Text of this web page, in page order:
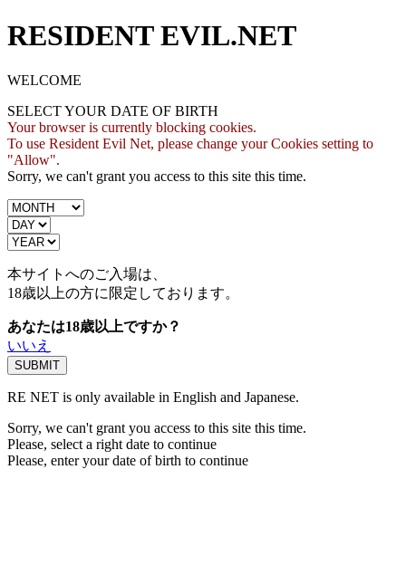
RESIDENT EVIL.NET
WELCOME
SELECT YOUR DATE OF BIRTH
Your browser is currently blocking cookies.
To use Resident Evil Net, please change your Cookies setting to
"Allow".
Sorry, we can't grant you access to this site this time.
本サイトへのご入場は、
18歳以上の方に限定しております。
あなたは18歳以上ですか？
いいえ
RE NET is only available in English and Japanese.
Sorry, we can't grant you access to this site this time.
Please, select a right date to continue
Please, enter your date of birth to continue